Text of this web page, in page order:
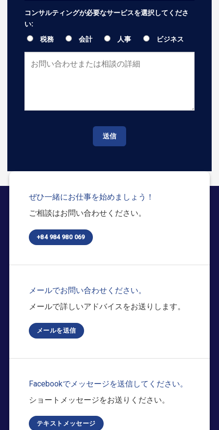
コンサルティングが必要なサービスを選択してくださ
い:
税務
会計 人事 ビジネス
ぜひ一緒にお仕事を始めましょう！
ご相談はお問い合わせください。
+84 984 980 069
メールでお問い合わせください。
メールで詳しいアドバイスをお送りします。
メールを送信
Facebookでメッセージを送信してください。
ショートメッセージをお送りください。
テキストメッセージ